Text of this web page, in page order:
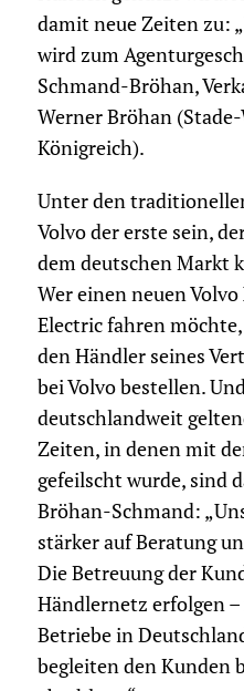
damit neue Zeiten zu:
wird zum
Schmand-Bröhan,
Werner Bröhan
Königreich).
Unter den
Volvo der erste sein,
dem deutschen Markt
Wer einen neuen Volvo
Electric fahren
den Händler seines
bei Volvo bestellen.
deutschlandweit
Zeiten, in denen mit
gefeilscht wurde, sind
Bröhan-Schmand:
stärker auf Beratung
Die Betreuung der
Händlernetz erfolgen
Betriebe in
begleiten den Kunden